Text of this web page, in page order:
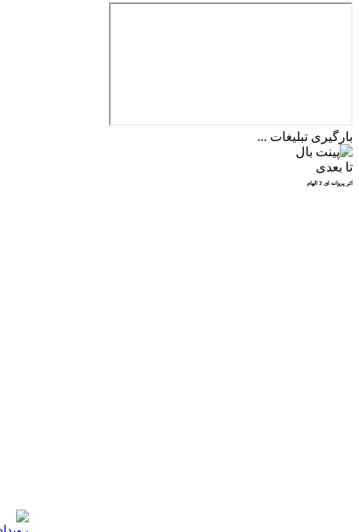
بارگیری تبلیغات ...
تا بعدی
اثر پروانه ای 3 الهام